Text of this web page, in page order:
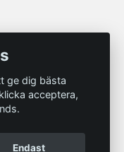
ge dig bästa
acceptera,
Endast